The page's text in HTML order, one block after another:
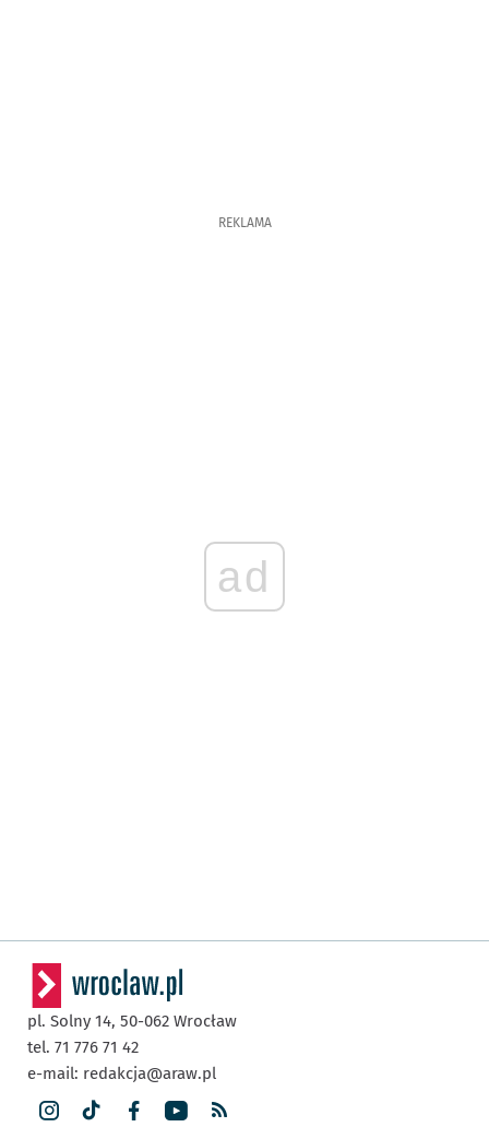
REKLAMA
ad
pl. Solny 14, 50-062 Wrocław
tel. 71 776 71 42
e-mail: redakcja@araw.pl